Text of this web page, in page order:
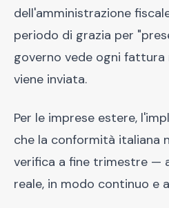
dell'amministrazione
periodo di grazia per
governo vede ogni fattura
viene inviata.
Per le imprese estere,
che la conformità italiana
verifica a fine trimestre —
reale, in modo continuo e